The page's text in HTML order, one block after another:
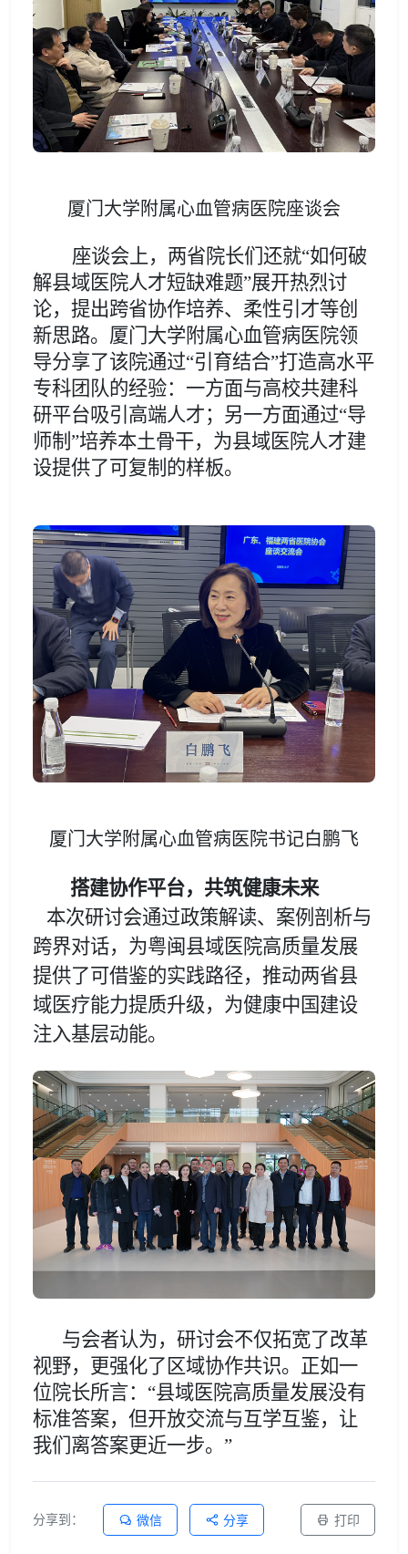
厦门大学附属心血管病医院座谈会
座谈会上，两省院长们还就“如何破
解县域医院人才短缺难题”展开热烈讨
论，提出跨省协作培养、柔性引才等创
新思路。厦门大学附属心血管病医院领
导分享了该院通过“引育结合”打造高水平
专科团队的经验：一方面与高校共建科
研平台吸引高端人才；另一方面通过“导
师制”培养本土骨干，为县域医院人才建
设提供了可复制的样板。
厦门大学附属心血管病医院书记白鹏飞
搭建协作平台，共筑健康未来
本次研讨会通过政策解读、案例剖析与
跨界对话，为粤闽县域医院高质量发展
提供了可借鉴的实践路径，推动两省县
域医疗能力提质升级，为健康中国建设
注入基层动能。
与会者认为，研讨会不仅拓宽了改革
视野，更强化了区域协作共识。正如一
位院长所言： “县域医院高质量发展没有
标准答案，但开放交流与互学互鉴，让
我们离答案更近一步。”
分享到： 微信 分享 打印